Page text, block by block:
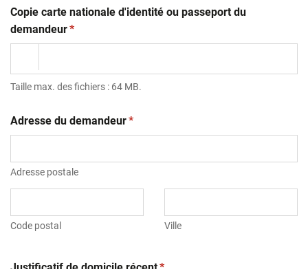
Copie carte nationale d'identité ou passeport du
demandeur(obligatoire)
*
Taille max. des fichiers : 64 MB.
Adresse du demandeur(obligatoire)
*
Adresse postale
Code postal Ville